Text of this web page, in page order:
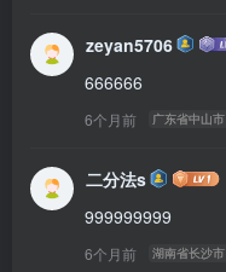
zeyan5706
666666
6个月前 广东省中山市
二分法s
999999999
6个月前 湖南省长沙市